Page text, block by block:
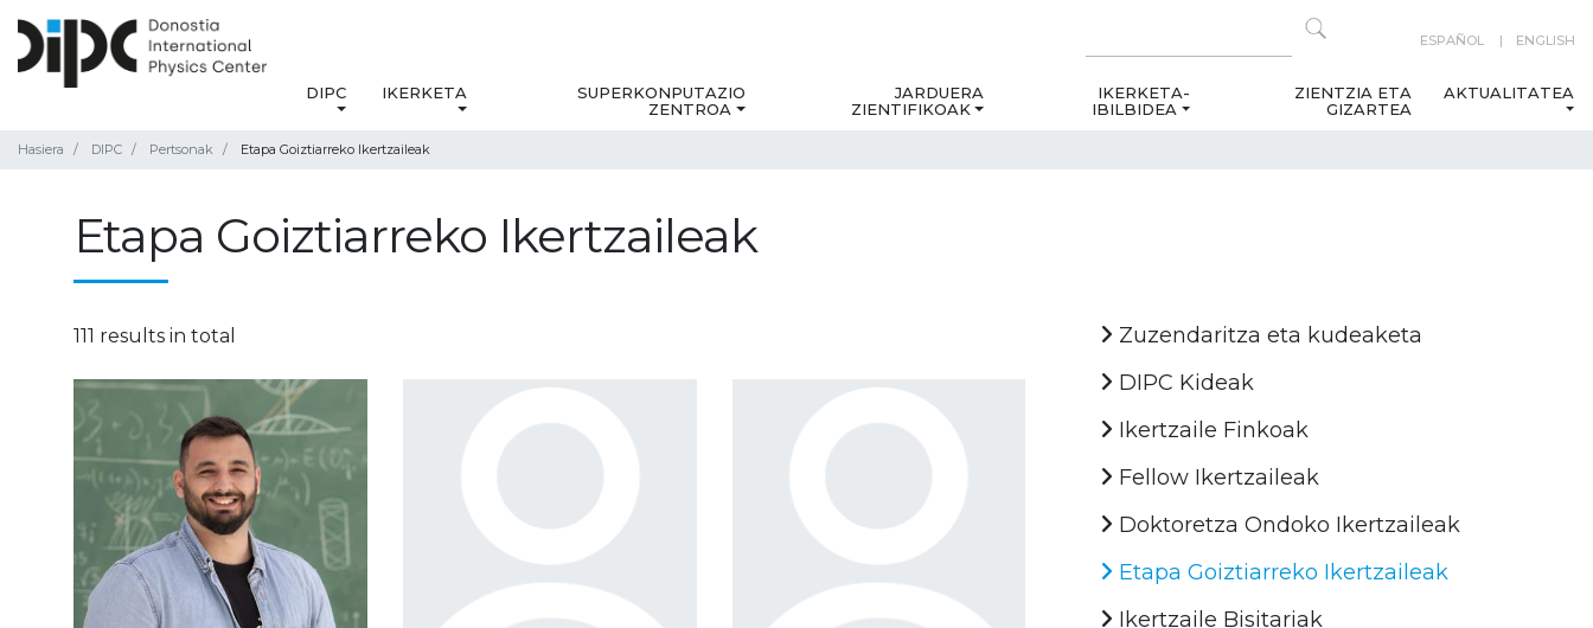
ESPAÑOL ENGLISH
DIPC IKERKETA
SUPERKONPUTAZIO
ZENTROA
JARDUERA
ZIENTIFIKOAK
IKERKETA-
IBILBIDEA
ZIENTZIA ETA
GIZARTEA
AKTUALITATEA
Hasiera DIPC Pertsonak Etapa Goiztiarreko Ikertzaileak
Etapa Goiztiarreko Ikertzaileak
111 results in total
Zuzendaritza eta kudeaketa
DIPC Kideak
Ikertzaile Finkoak
Fellow Ikertzaileak
Doktoretza Ondoko Ikertzaileak
Etapa Goiztiarreko Ikertzaileak
Ikertzaile Bisitariak